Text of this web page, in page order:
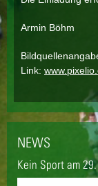
Armin Böhm
Link:
NEWS
Kein Sport am